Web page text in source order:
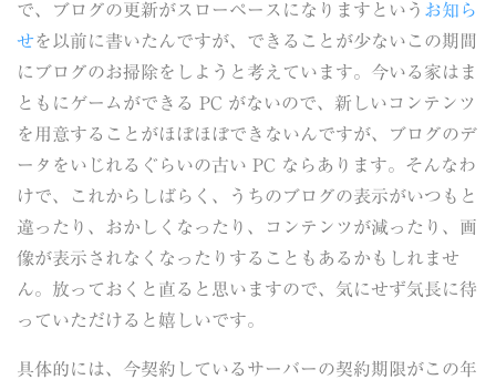
で、ブログの更新がスローペースになりますという お知ら
せを以前に書いたんですが、できることが少ないこの期間
にブログのお掃除をしようと考えています。今いる家はま
ともにゲームができる PC がないので、新しいコンテンツ
を用意することがほぼほぼできないんですが、ブログのデ
ータをいじれるぐらいの古い PC ならあります。そんなわ
けで、これからしばらく、うちのブログの表示がいつもと
違ったり、おかしくなったり、コンテンツが減ったり、画
像が表示されなくなったりすることもあるかもしれませ
ん。放っておくと直ると思いますので、気にせず気長に待
っていただけると嬉しいです。
具体的には、今契約しているサーバーの契約期限がこの年